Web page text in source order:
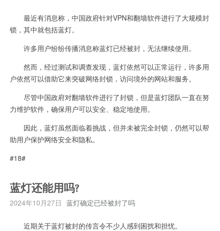
最近有消息称，中国政府针对VPN和翻墙软件进行了大规模封
锁，其中就包括蓝灯。
许多用户纷纷传播消息称蓝灯已经被封，无法继续使用。
然而，经过测试和调查发现，蓝灯依然可以正常运行，许多用
户依然可以借助它来突破网络封锁，访问境外的网站和服务。
尽管中国政府对翻墙软件进行了封锁，但是蓝灯团队一直在努
力维护软件，确保用户可以安全、稳定地使用。
因此，蓝灯虽然面临着挑战，但并未被完全封锁，仍然可以帮
助用户保护网络安全和隐私。
#18#
蓝灯还能用吗?
2024年10月27日 蓝灯确定已经被封了吗
近期关于蓝灯被封的传言令不少人感到困扰和担忧。